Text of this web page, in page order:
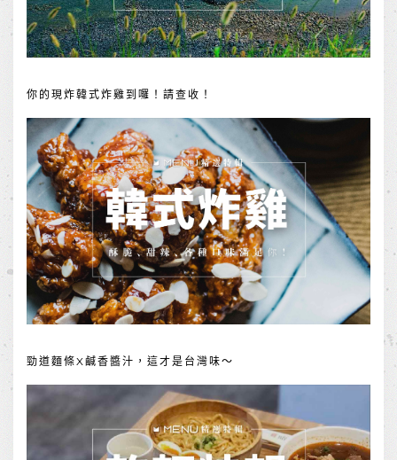
你的現炸韓式炸雞到囉！請查收！
勁道麵條X鹹香醬汁，這才是台灣味～